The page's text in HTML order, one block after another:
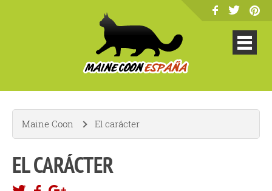
Maine Coon El carácter
EL CARÁCTER